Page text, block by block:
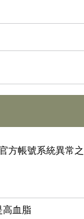
方帳號系統異常之
高血脂